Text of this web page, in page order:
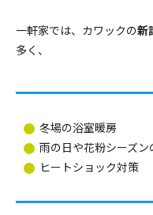
一軒家では、カワックの新
多く、
冬場の浴室暖房
雨の日や花粉シーズ
ヒートショック対策